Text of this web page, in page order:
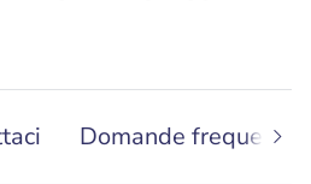
Domande frequenti